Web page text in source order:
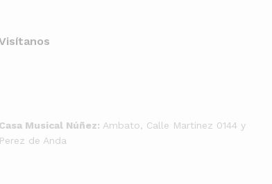
Casa Musical Núñez: Ambato, Calle Martinez 0144 y
Perez de Anda